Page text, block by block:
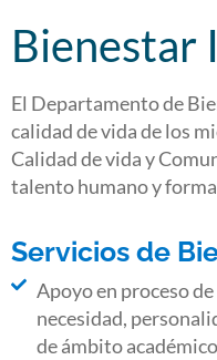
Bienestar
El Departamento de
calidad de vida de los
Calidad de vida y
talento humano y
Servicios de
Apoyo en proceso
necesidad,
de ámbito